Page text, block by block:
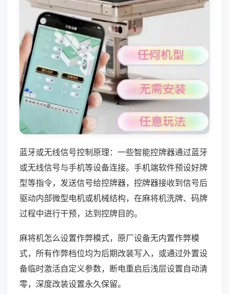
蓝牙或无线信号控制原理：一些智能控牌器通过蓝牙
或无线信号与手机等设备连接。手机端软件预设好牌
型等指令，发送信号给控牌器，控牌器接收到信号后
驱动内部微型电机或机械结构，在麻将机洗牌、码牌
过程中进行干预，达到控牌目的。
麻将机怎么设置作弊模式，原厂设备无内置作弊模
式，所有作弊档位均为后期改装写入，或通过外置设
备临时激活自定义参数，断电重启后浅层设置自动清
零，深度改装设置永久保留。